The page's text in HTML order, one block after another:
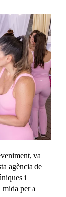
va
agència de
i
mida per a